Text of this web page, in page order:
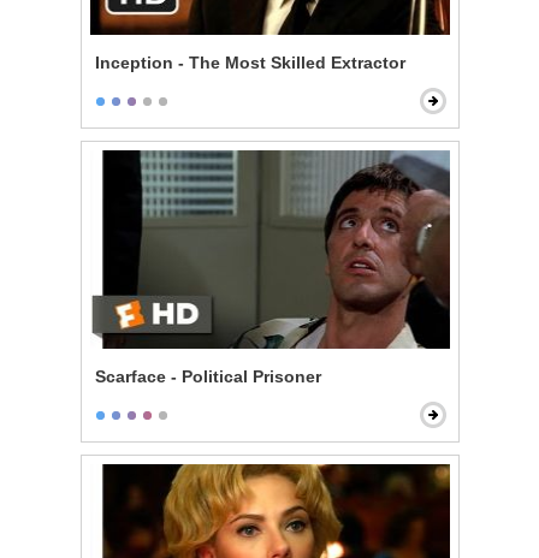
Inception - The Most Skilled Extractor
Scarface - Political Prisoner